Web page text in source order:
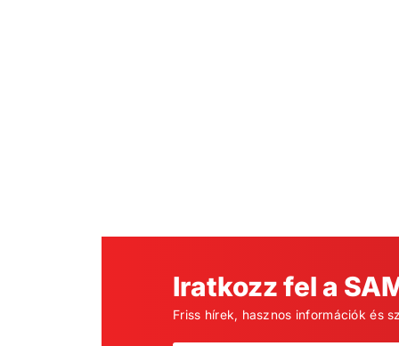
Iratkozz fel a
Friss hírek, hasznos információk és